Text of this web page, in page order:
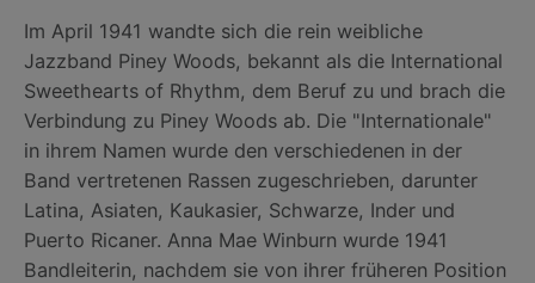
Im April 1941 wandte sich die rein weibliche
Jazzband Piney Woods, bekannt als die International
Sweethearts of Rhythm, dem Beruf zu und brach die
Verbindung zu Piney Woods ab. Die "Internationale"
in ihrem Namen wurde den verschiedenen in der
Band vertretenen Rassen zugeschrieben, darunter
Latina, Asiaten, Kaukasier, Schwarze, Inder und
Puerto Ricaner. Anna Mae Winburn wurde 1941
Bandleiterin, nachdem sie von ihrer früheren Position